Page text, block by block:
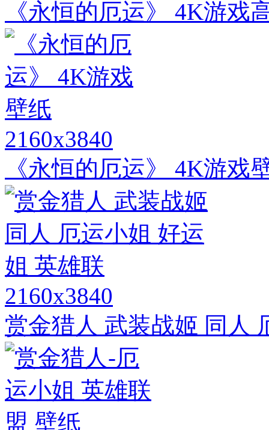
《永恒的厄运》 4K游戏
2160x3840
《永恒的厄运》 4K游戏
2160x3840
赏金猎人 武装战姬 同人